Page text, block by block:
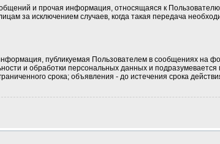
и прочая информация, относящаяся к
за исключением случаев, когда такая передача
публикуемая Пользователем в сообщениях на
и обработки персональных данных и
срока; объявления - до истечения срока